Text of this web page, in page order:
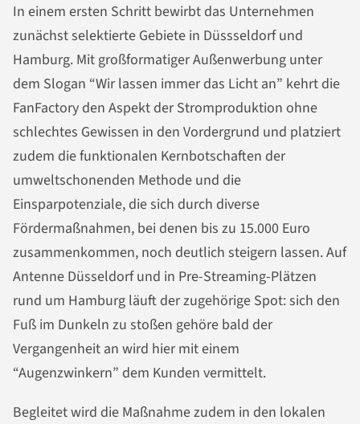
In einem ersten Schritt bewirbt das Unternehmen
zunächst selektierte Gebiete in Düssseldorf und
Hamburg. Mit großformatiger Außenwerbung unter
dem Slogan “Wir lassen immer das Licht an” kehrt die
FanFactory den Aspekt der Stromproduktion ohne
schlechtes Gewissen in den Vordergrund und platziert
zudem die funktionalen Kernbotschaften der
umweltschonenden Methode und die
Einsparpotenziale, die sich durch diverse
Fördermaßnahmen, bei denen bis zu 15.000 Euro
zusammenkommen, noch deutlich steigern lassen. Auf
Antenne Düsseldorf und in Pre-Streaming-Plätzen
rund um Hamburg läuft der zugehörige Spot: sich den
Fuß im Dunkeln zu stoßen gehöre bald der
Vergangenheit an wird hier mit einem
“Augenzwinkern” dem Kunden vermittelt.
Begleitet wird die Maßnahme zudem in den lokalen